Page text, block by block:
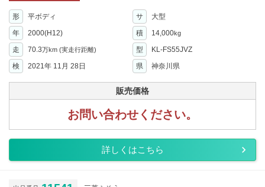
形 平ボディ サ
大型
年
2000(H12) 積 14,000kg
走 70.3万km (実走行距離) 型
KL-FS55JVZ
検
2021年 11月 28日 県 神奈川県
販売価格
お問い合わせください。
詳しくはこちら